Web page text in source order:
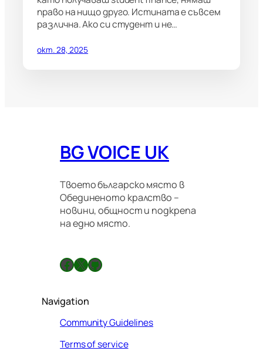
право на нищо друго. Истината е съвсем
различна. Ако си студент и не…
окт. 28, 2025
BG VOICE UK
Твоето българско място в
Обединеното кралство –
новини, общност и подкрепа
на едно място.
Facebook X GitHub
Navigation
Community Guidelines
Terms of service